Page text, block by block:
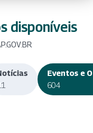
disponíveis
Eventos e
604